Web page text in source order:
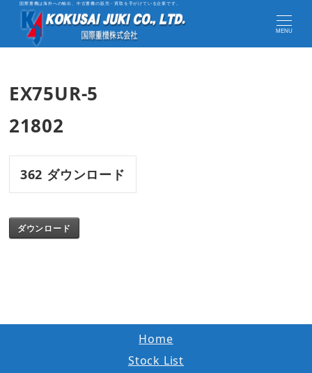
国際重機は海外への輸出、中古重機の販売・買取を手がけている企業です。
MENU
EX75UR-5
21802
362 ダウンロード
ダウンロード
Home
Stock List